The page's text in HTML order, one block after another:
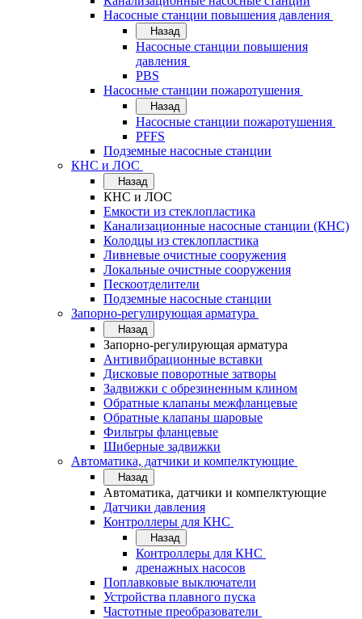
Насосные станции повышения давления
Назад
Насосные станции повышения
давления
PBS
Насосные станции пожаротушения
Назад
Насосные станции пожаротушения
PFFS
Подземные насосные станции
КНС и ЛОС
Назад
КНС и ЛОС
Емкости из стеклопластика
Канализационные насосные станции (КНС)
Колодцы из стеклопластика
Ливневые очистные сооружения
Локальные очистные сооружения
Пескоотделители
Подземные насосные станции
Запорно-регулирующая арматура
Назад
Запорно-регулирующая арматура
Антивибрационные вставки
Дисковые поворотные затворы
Задвижки с обрезиненным клином
Обратные клапаны межфланцевые
Обратные клапаны шаровые
Фильтры фланцевые
Шиберные задвижки
Автоматика, датчики и компелктующие
Назад
Автоматика, датчики и компелктующие
Датчики давления
Контроллеры для КНС
Назад
Контроллеры для КНС
дренажных насосов
Поплавковые выключатели
Устройства плавного пуска
Частотные преобразователи